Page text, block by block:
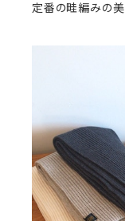
定番の畦編みの美